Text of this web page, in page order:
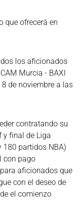
que ofrecerá en
los aficionados
Murcia - BAXI
de noviembre a las
contratando su
y final de Liga
180 partidos NBA)
con pago
aficionados que
con el deseo de
el comienzo